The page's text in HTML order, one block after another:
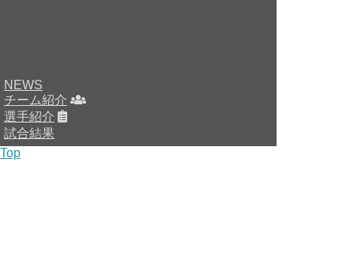
NEWS
チーム紹介
選手紹介
試合結果
Top